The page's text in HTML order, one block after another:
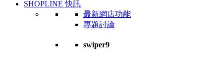
SHOPLINE 快訊
最新網店功能
專題討論
swiper9